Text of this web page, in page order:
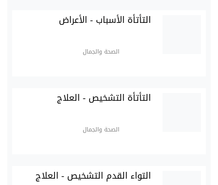
التأتأة الأسباب - الأعراض
الصحة والجمال
التأتأة التشخيص - العلاج
الصحة والجمال
التواء القدم التشخيص - العلاج